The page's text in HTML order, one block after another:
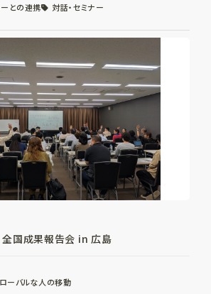
との連携 対話・セミナー
国成果報告会 in 広島
ーバルな人の移動